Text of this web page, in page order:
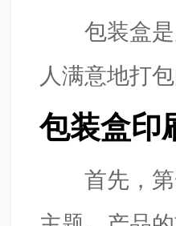
包装盒是
人满意地打
包装盒印
首先，第